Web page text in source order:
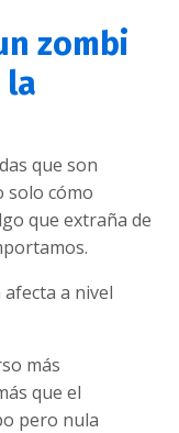
zombi
la
que son
solo cómo
que extraña de
a nivel
más
que el
pero nula